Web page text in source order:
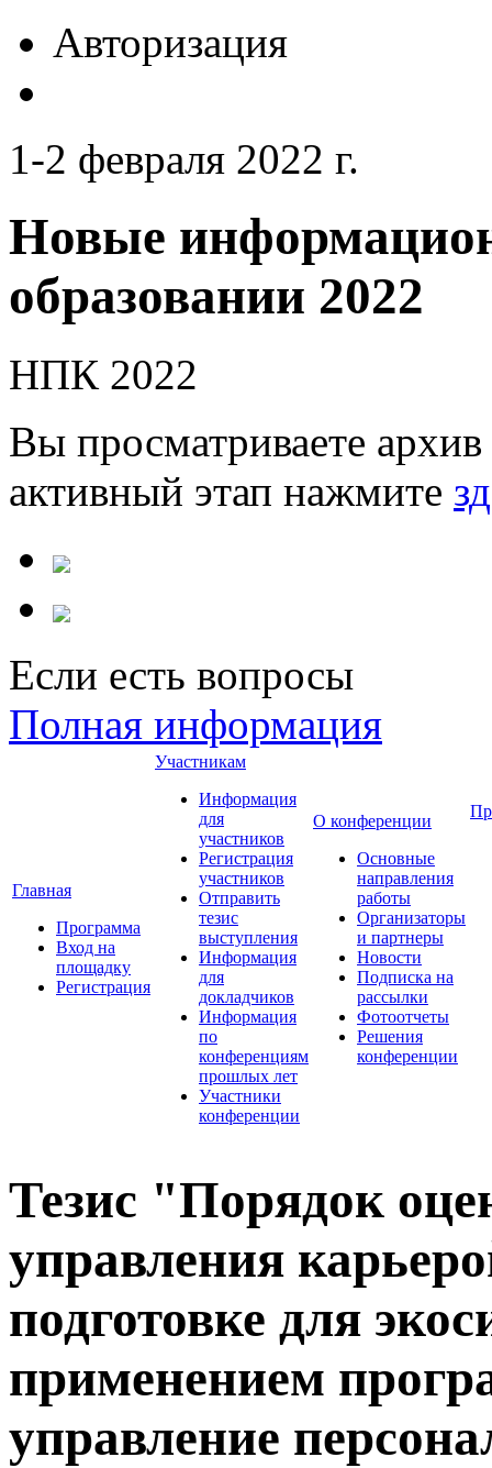
Авторизация
1-2 февраля 2022 г.
Новые
образовании 2022
НПК 2022
Вы просматриваете
активный этап нажмите
Если есть вопросы
Полная информация
Главная
Программа
Вход на
площадку
Регистрация
Участникам
Информация
для
участников
Регистрация
участников
Отправить
тезис
выступления
Информация
для
докладчиков
Информация
по
конференциям
прошлых лет
Участники
конференции
О конференции
Основные
направления
работы
Организаторы
и партнеры
Новости
Подписка на
рассылки
Фотоотчеты
Решения
конференции
Тезис "Порядок
управления
подготовке для
применением
управление